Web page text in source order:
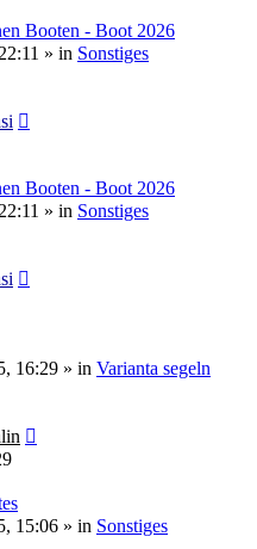
Booten - Boot 2026
» in Sonstiges
Booten - Boot 2026
» in Sonstiges
16:29 » in Varianta segeln
15:06 » in Sonstiges